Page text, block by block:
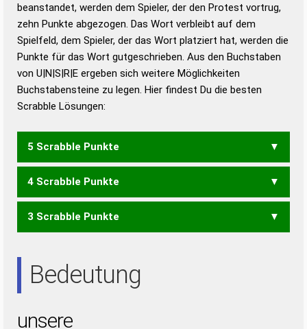
Duden – Standardwerk in 12 Bänden
Duden – Richtiges und gutes
Deutsch
Duden – Die deutsche Grammatik
Duden – Deutsches
beanstandet, werden dem Spieler, der den Protest vortrug,
zehn Punkte abgezogen. Das Wort verbleibt auf dem
Spielfeld, dem Spieler, der das Wort platziert hat, werden die
Punkte für das Wort gutgeschrieben. Aus den Buchstaben
von U|N|S|R|E ergeben sich weitere Möglichkeiten
Buchstabensteine zu legen. Hier findest Du die besten
Scrabble Lösungen:
5 Scrabble Punkte
NURSE RUNSE SUREN
4 Scrabble Punkte
RENS RUNE RUNS SURE
3 Scrabble Punkte
SUR URE URS
Bedeutung
unsere